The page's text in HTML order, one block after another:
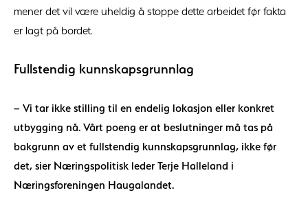
mener det vil være uheldig å stoppe dette arbeidet før fakta
er lagt på bordet.
Fullstendig kunnskapsgrunnlag
– Vi tar ikke stilling til en endelig lokasjon eller konkret
utbygging nå. Vårt poeng er at beslutninger må tas på
bakgrunn av et fullstendig kunnskapsgrunnlag, ikke før
det, sier Næringspolitisk leder Terje Halleland i
Næringsforeningen Haugalandet.